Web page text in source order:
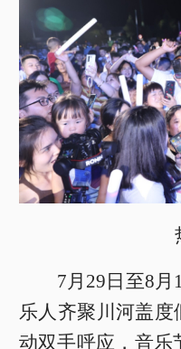
热
7月29日至8月
乐人齐聚川河盖
动双手呼应，音乐